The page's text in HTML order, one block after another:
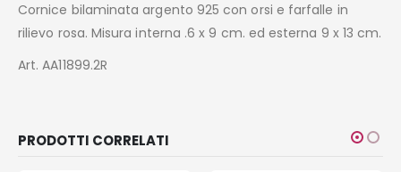
Cornice bilaminata argento 925 con orsi e farfalle in
rilievo rosa. Misura interna .6 x 9 cm. ed esterna 9 x 13 cm.
Art. AA11899.2R
PRODOTTI CORRELATI